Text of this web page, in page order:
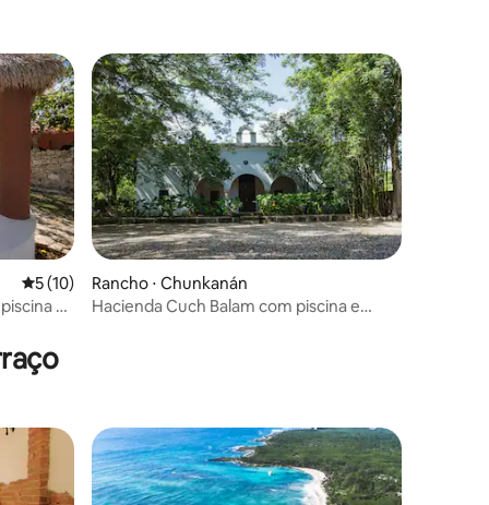
5 de uma avaliação média de 5, 10 avaliações
5 (10)
e
Rancho ⋅ Chunkanán
Hacienda Cuch Balam com piscina e